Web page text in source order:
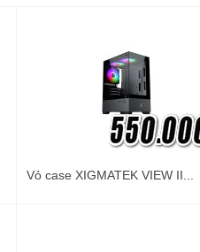
Vỏ case XIGMATEK VIEW II...